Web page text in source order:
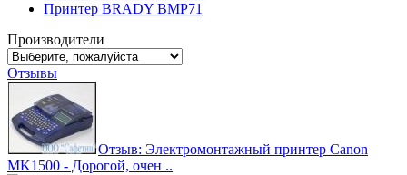
Принтер BRADY BMP71
Производители
Отзывы
Отзыв: Электромонтажный принтер Canon
MK1500 - Дорогой, очен ..